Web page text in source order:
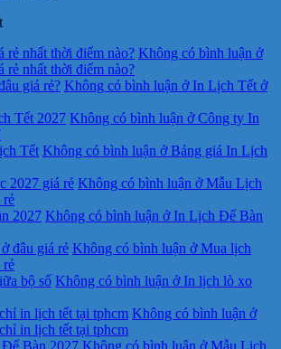
rẻ nhất thời điểm nào? Không có bình luận ở
rẻ nhất thời điểm nào?
giá rẻ? Không có bình luận ở In Lịch Tết ở
Tết 2027 Không có bình luận ở Công ty In
Tết Không có bình luận ở Bảng giá In Lịch
2027 giá rẻ Không có bình luận ở Mẫu Lịch
rẻ
2027 Không có bình luận ở In Lịch Để Bàn
đâu giá rẻ Không có bình luận ở Mua lịch
rẻ
bộ số Không có bình luận ở In lịch lò xo
in lịch tết tại tphcm Không có bình luận ở
in lịch tết tại tphcm
Bàn 2027 Không có bình luận ở Mẫu Lịch